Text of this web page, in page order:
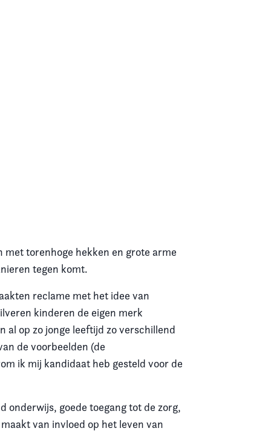
torenhoge hekken en grote arme
tegen komt.
reclame met het idee van
kinderen de eigen merk
op zo jonge leeftijd zo verschillend
de voorbeelden (de
ik mij kandidaat heb gesteld voor de
onderwijs, goede toegang tot de zorg,
van invloed op het leven van